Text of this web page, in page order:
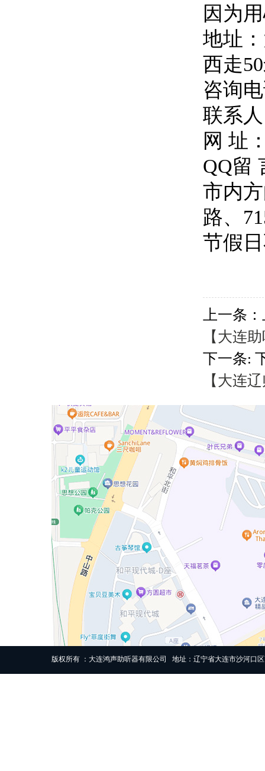
因为
地址
西走
咨询
联系
网 址
QQ留
市内
路、
节假
上一条
【大连
下一条:
【大连
版权所有 ：大连鸿声助听器有限公司 地址：辽宁省大连市沙河口